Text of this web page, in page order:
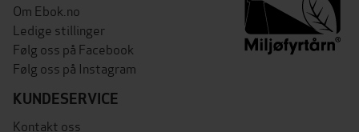
Om Ebok.no
Ledige stillinger
Følg oss på Facebook
Følg oss på Instagram
KUNDESERVICE
Kontakt oss